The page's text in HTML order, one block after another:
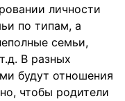
личности
по типам, а
семьи,
В разных
будут отношения
чтобы родители